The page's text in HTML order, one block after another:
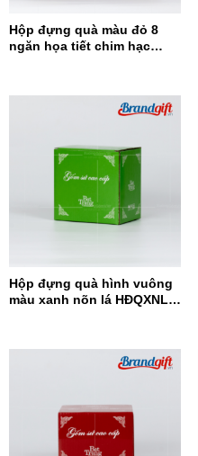
Hộp đựng quà màu đỏ 8
ngăn họa tiết chim hạc
Hộp đựng quà hình vuông
màu xanh nõn lá HĐQXNL –